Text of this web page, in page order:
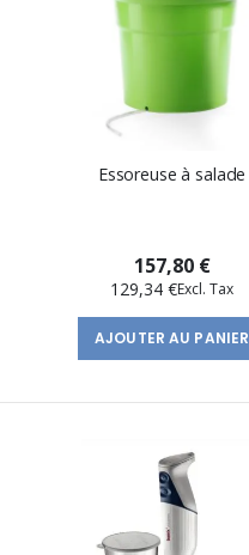
Essoreuse à salade
157,80 €
129,34 €
AJOUTER AU PANIER